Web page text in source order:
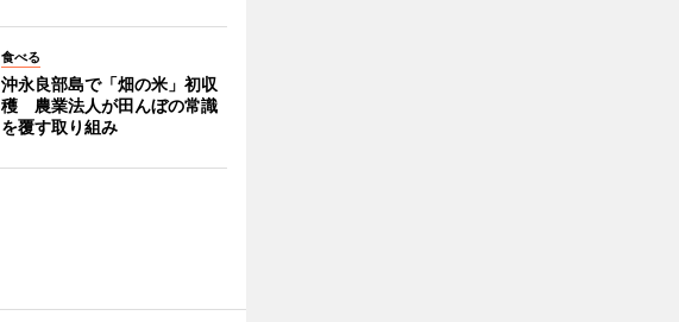
食べる
沖永良部島で「畑の米」初収
穫 農業法人が田んぼの常識
を覆す取り組み